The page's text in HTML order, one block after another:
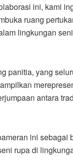
ini, kami
ruang
lingkungan
panitia, yang
antara
ini sebagai
rupa di